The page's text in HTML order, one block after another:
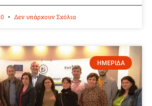
Δεν υπάρχουν Σχόλια
ΗΜΕΡΙΔΑ